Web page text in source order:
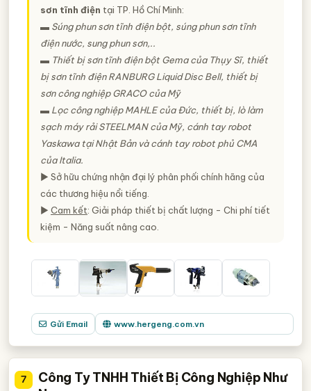
sơn tĩnh điện tại TP. Hồ Chí Minh:
▬ Súng phun sơn tĩnh điện bột, súng phun sơn tĩnh
điện nước, sung phun sơn,..
▬ Thiết bị sơn tĩnh điện bột Gema của Thụy Sĩ, thiết
bị sơn tĩnh điện RANBURG Liquid Disc Bell, thiết bị
sơn công nghiệp GRACO của Mỹ
▬ Lọc công nghiệp MAHLE của Đức, thiết bị, lò làm
sạch máy rải STEELMAN của Mỹ, cánh tay robot
Yaskawa tại Nhật Bản và cánh tay robot phủ CMA
của Italia.
► Sở hữu chứng nhận đại lý phân phối chính hãng của
các thương hiệu nổi tiếng.
► Cam kết: Giải pháp thiết bị chất lượng - Chi phí tiết
kiệm - Năng suất nâng cao.
Gửi Email www.hergeng.com.vn
7
Công Ty TNHH Thiết Bị Công Nghiệp Như